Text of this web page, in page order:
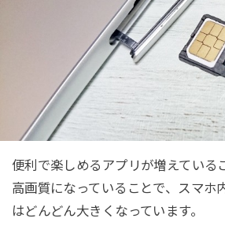
便利で楽しめるアプリが増えている
高画質になっていることで、スマホ
はどんどん大きくなっています。